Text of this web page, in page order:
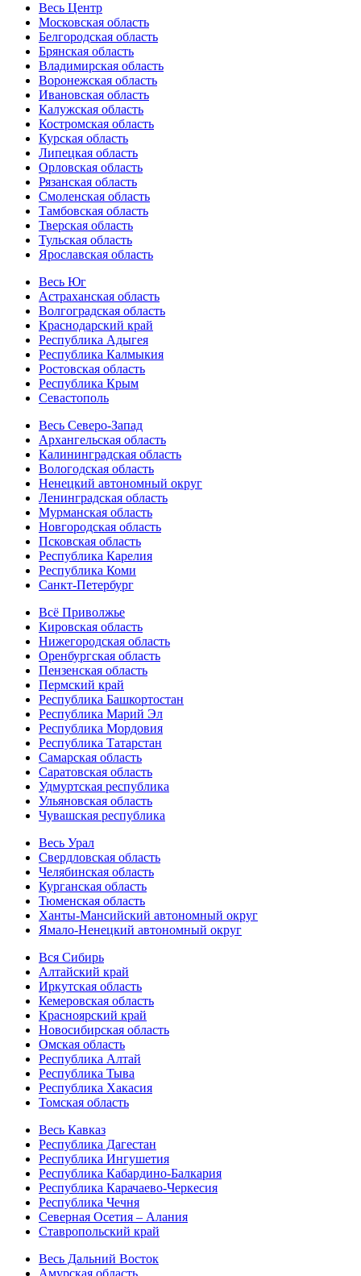
Весь Центр
Московская область
Белгородская область
Брянская область
Владимирская область
Воронежская область
Ивановская область
Калужская область
Костромская область
Курская область
Липецкая область
Орловская область
Рязанская область
Смоленская область
Тамбовская область
Тверская область
Тульская область
Ярославская область
Весь Юг
Астраханская область
Волгоградская область
Краснодарский край
Республика Адыгея
Республика Калмыкия
Ростовская область
Республика Крым
Севастополь
Весь Северо-Запад
Архангельская область
Калининградская область
Вологодская область
Ненецкий автономный округ
Ленинградская область
Мурманская область
Новгородская область
Псковская область
Республика Карелия
Республика Коми
Санкт-Петербург
Всё Приволжье
Кировская область
Нижегородская область
Оренбургская область
Пензенская область
Пермский край
Республика Башкортостан
Республика Марий Эл
Республика Мордовия
Республика Татарстан
Самарская область
Саратовская область
Удмуртская республика
Ульяновская область
Чувашская республика
Весь Урал
Свердловская область
Челябинская область
Курганская область
Тюменская область
Ханты-Мансийский автономный округ
Ямало-Ненецкий автономный округ
Вся Сибирь
Алтайский край
Иркутская область
Кемеровская область
Красноярский край
Новосибирская область
Омская область
Республика Алтай
Республика Тыва
Республика Хакасия
Томская область
Весь Кавказ
Республика Дагестан
Республика Ингушетия
Республика Кабардино-Балкария
Республика Карачаево-Черкесия
Республика Чечня
Северная Осетия – Алания
Ставропольский край
Весь Дальний Восток
Амурская область